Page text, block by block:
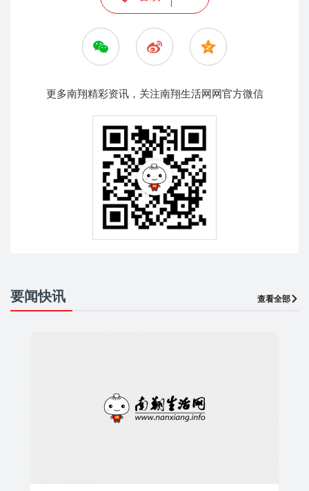
更多南翔精彩资讯，关注南翔生活网网官方微信
要闻快讯 查看全部